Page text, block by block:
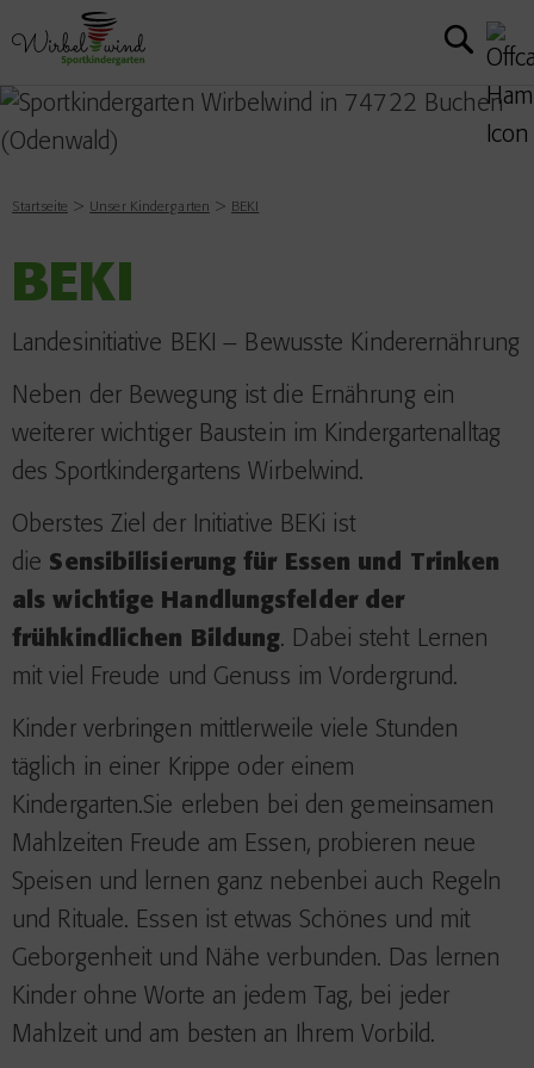
Startseite Unser Kindergarten BEKI
BEKI
Landesinitiative BEKI – Bewusste Kinderernährung
Neben der Bewegung ist die Ernährung ein
weiterer wichtiger Baustein im Kindergartenalltag
des Sportkindergartens Wirbelwind.
Oberstes Ziel der Initiative BEKi ist
die Sensibilisierung für Essen und Trinken
als wichtige Handlungsfelder der
frühkindlichen Bildung. Dabei steht Lernen
mit viel Freude und Genuss im Vordergrund.
Kinder verbringen mittlerweile viele Stunden
täglich in einer Krippe oder einem
Kindergarten.Sie erleben bei den gemeinsamen
Mahlzeiten Freude am Essen, probieren neue
Speisen und lernen ganz nebenbei auch Regeln
und Rituale. Essen ist etwas Schönes und mit
Geborgenheit und Nähe verbunden. Das lernen
Kinder ohne Worte an jedem Tag, bei jeder
Mahlzeit und am besten an Ihrem Vorbild.